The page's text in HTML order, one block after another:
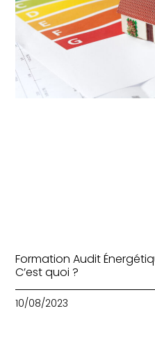
Formation Audit
C’est quoi ?
10/08/2023